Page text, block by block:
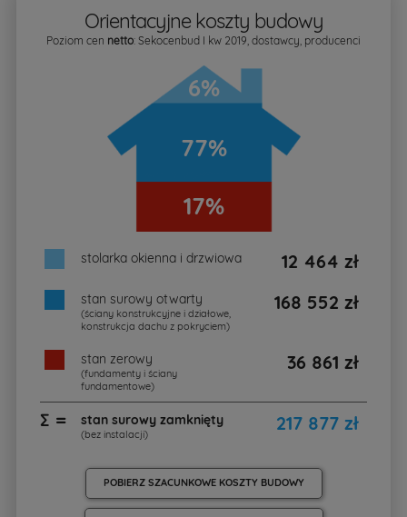
Orientacyjne koszty budowy
Poziom cen netto: Sekocenbud I kw 2019, dostawcy, producenci
6%
77%
17%
stolarka okienna i drzwiowa 12 464 zł
stan surowy otwarty
(ściany konstrukcyjne i działowe,
konstrukcja dachu z pokryciem)
168 552 zł
stan zerowy
(fundamenty i ściany
fundamentowe)
36 861 zł
∑ = stan surowy zamknięty
(bez instalacji) 217 877 zł
POBIERZ SZACUNKOWE KOSZTY BUDOWY